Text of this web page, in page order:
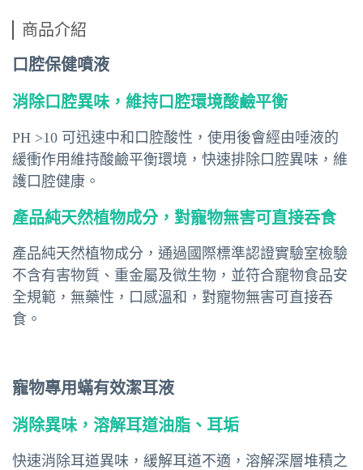
商品介紹
口腔保健噴液
消除口腔異味，維持口腔環境酸鹼平衡
PH >10 可迅速中和口腔酸性，使用後會經由唾液的
緩衝作用維持酸鹼平衡環境，快速排除口腔異味，維
護口腔健康。
產品純天然植物成分，對寵物無害可直接吞食
產品純天然植物成分，通過國際標準認證實驗室檢驗
不含有害物質、重金屬及微生物，並符合寵物食品安
全規範，無藥性，口感溫和，對寵物無害可直接吞
食。
寵物專用蟎有效潔耳液
消除異味，溶解耳道油脂、耳垢
快速消除耳道異味，緩解耳道不適，溶解深層堆積之